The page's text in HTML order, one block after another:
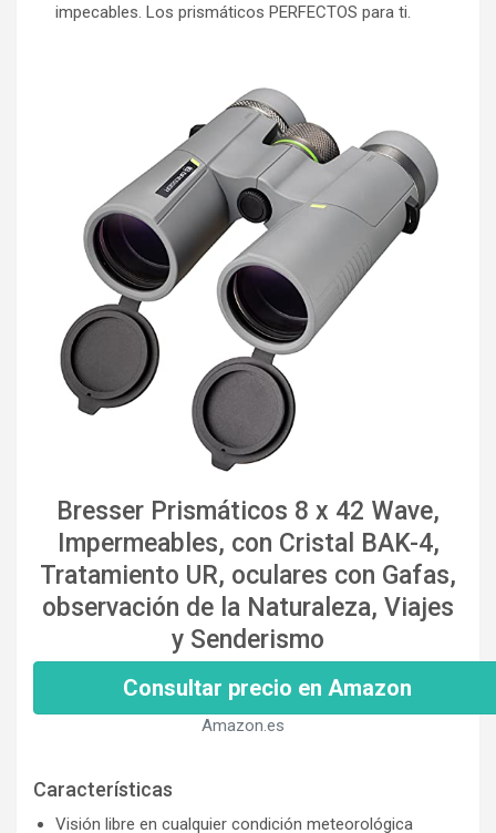
impecables. Los prismáticos PERFECTOS para ti.
Bresser Prismáticos 8 x 42 Wave,
Impermeables, con Cristal BAK-4,
Tratamiento UR, oculares con Gafas,
observación de la Naturaleza, Viajes
y Senderismo
Consultar precio en Amazon
Amazon.es
Características
Visión libre en cualquier condición meteorológica